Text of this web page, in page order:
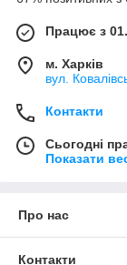
Працює з
м. Харків
вул.
Контакти
Сьогодні
Показати
Про нас
Контакти